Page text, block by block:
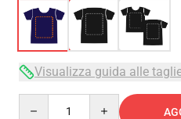
Visualizza guida alle